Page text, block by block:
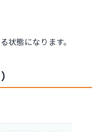
状態になります。